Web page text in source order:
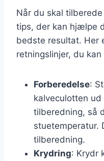
Når du skal
tips, der kan hjælpe
bedste resultat. Her
retningslinjer, du kan
Forberedelse:
kalveculotten
tilberedning, så
stuetemperatur.
tilberedning.
Krydring: Krydr